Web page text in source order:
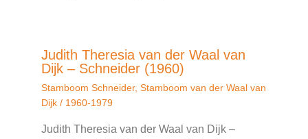
Judith Theresia van der Waal van
Dijk – Schneider (1960)
Stamboom Schneider, Stamboom van der Waal van
Dijk / 1960-1979
Judith Theresia van der Waal van Dijk –